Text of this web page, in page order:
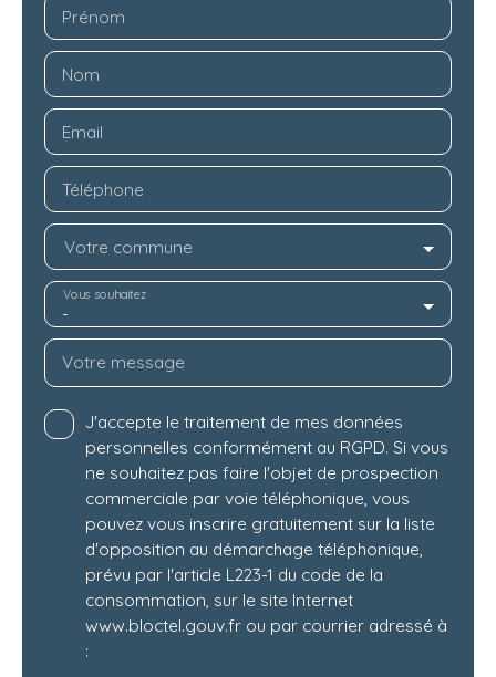
Prénom
Nom
Email
Téléphone
Votre commune
-
Vous souhaitez
Votre message
J'accepte le traitement de mes données
personnelles conformément au RGPD. Si vous
ne souhaitez pas faire l'objet de prospection
commerciale par voie téléphonique, vous
pouvez vous inscrire gratuitement sur la liste
d'opposition au démarchage téléphonique,
prévu par l'article L223-1 du code de la
consommation, sur le site Internet
www.bloctel.gouv.fr ou par courrier adressé à
: